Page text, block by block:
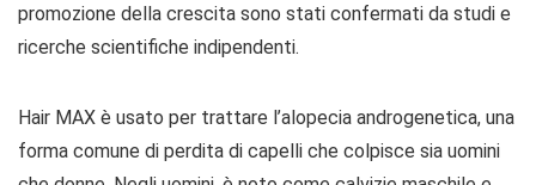
promozione della crescita sono stati confermati da studi e
ricerche scientifiche indipendenti.
Hair MAX è usato per trattare l’alopecia androgenetica, una
forma comune di perdita di capelli che colpisce sia uomini